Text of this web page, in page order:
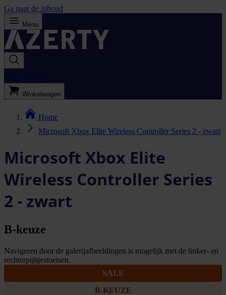
Ga naar de inhoud
Menu
Bestellijst
Winkelwagen
Home
Microsoft Xbox Elite Wireless Controller Series 2 - zwart
Microsoft Xbox Elite
Wireless Controller Series
2 - zwart
B-keuze
Navigeren door de galerijafbeeldingen is mogelijk met de linker- en
rechterpijltjestoetsen.
SALE
B-KEUZE